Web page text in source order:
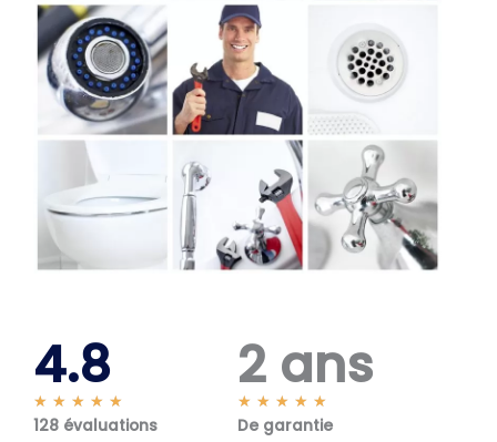
4.8
★ ★ ★ ★ ★
o
128 évaluations
2 ans
★ ★ ★ ★ ★
o
De garantie